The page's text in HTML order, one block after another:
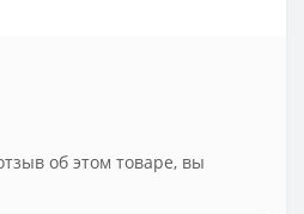
об этом товаре, вы